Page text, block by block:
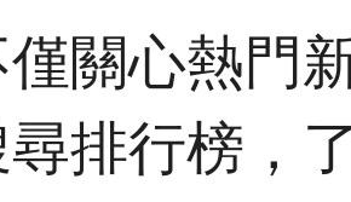
關心熱門
排行榜，